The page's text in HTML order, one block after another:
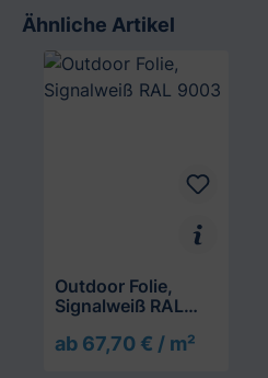
Ähnliche Artikel
Produktgalerie überspringen
Outdoor Folie,
Signalweiß RAL
ab 67,70 € / m²